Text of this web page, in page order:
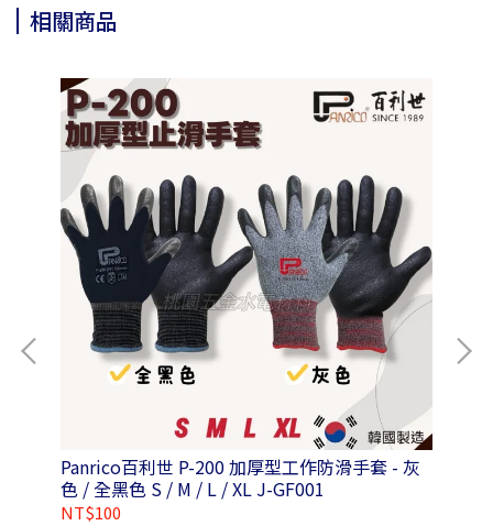
相關商品
Panrico百利世 P-200 加厚型工作防滑手套 - 灰
色 / 全黑色 S / M / L / XL J-GF001
NT$100